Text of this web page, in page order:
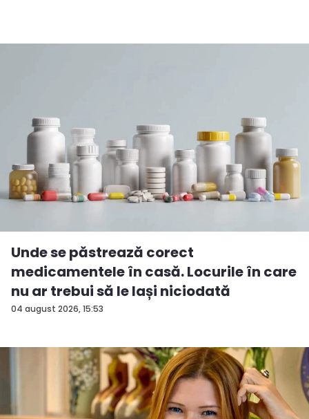
04 august 2026, 15:53
Unde se păstrează corect
medicamentele în casă. Locurile în care
nu ar trebui să le lași niciodată